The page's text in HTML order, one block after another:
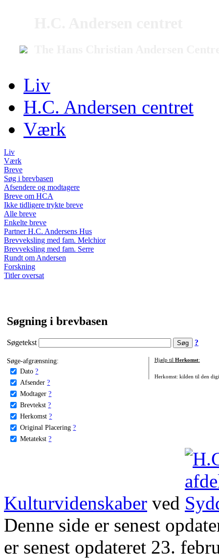
Liv
H.C. Andersen centret
Værk
Liv
Værk
Breve
Søg i brevbasen
Afsendere og modtagere
Breve om HCA
Ikke tidligere trykte breve
Alle breve
Enkelte breve
Partner H.C. Andersens Hus
Brevveksling med fam. Melchior
Brevveksling med fam. Serre
Rundt om Andersen
Forskning
Titler oversat
Søgning i brevbasen
Søgetekst ?
Søge-afgrænsning:
Dato ?
Afsender ?
Modtager ?
Brevtekst ?
Herkomst ?
Original Placering ?
Metatekst ?
Hjælp til Herkomst:
Herkomst: kilden til den
Kulturvidenskaber ved
Denne side er senest
er senest opdateret 23.